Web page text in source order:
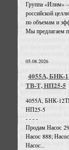
Группа «Илим»
российской
по объемам и
Мы предлагаем
05.08.2026
4055А, БНК-
ТВ-Т, НП25-5
4055А, БНК-
НП25-5
- - - -
Продам Насос
Насос 888;
Насос...